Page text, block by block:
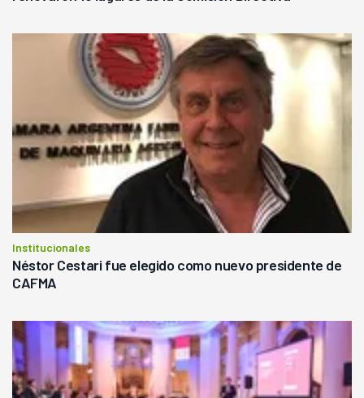
Institucionales
Néstor Cestari fue elegido como nuevo presidente de
CAFMA